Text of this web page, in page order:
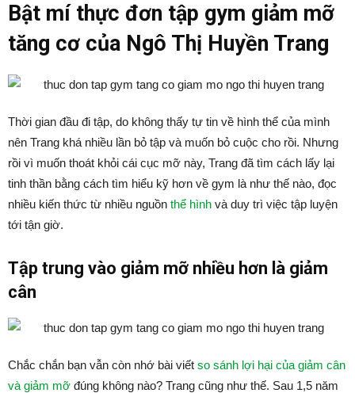
Bật mí thực đơn tập gym giảm mỡ
tăng cơ của Ngô Thị Huyền Trang
Thời gian đầu đi tập, do không thấy tự tin về hình thể của mình
nên Trang khá nhiều lần bỏ tập và muốn bỏ cuộc cho rồi. Nhưng
rồi vì muốn thoát khỏi cái cục mỡ này, Trang đã tìm cách lấy lại
tinh thần bằng cách tìm hiểu kỹ hơn về gym là như thế nào, đọc
nhiều kiến thức từ nhiều nguồn thể hình và duy trì việc tập luyện
tới tận giờ.
Tập trung vào giảm mỡ nhiều hơn là giảm
cân
Chắc chắn bạn vẫn còn nhớ bài viết so sánh lợi hại của giảm cân
và giảm mỡ đúng không nào? Trang cũng như thế. Sau 1,5 năm